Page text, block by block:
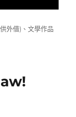
外借) 、文學作品